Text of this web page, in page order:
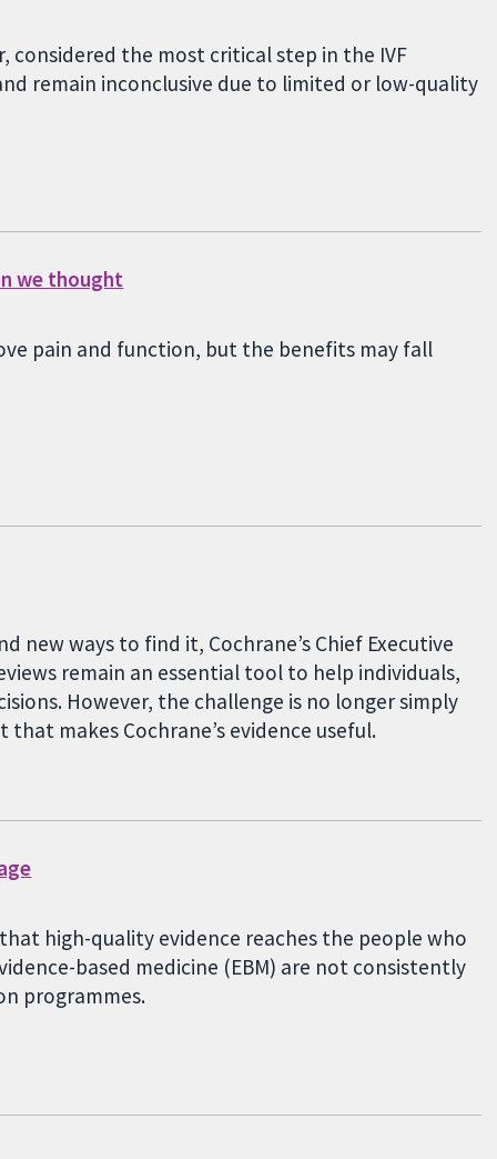
considered the most critical step in the IVF
remain inconclusive due to limited or low-quality
we thought
pain and function, but the benefits may fall
new ways to find it, Cochrane’s Chief Executive
remain an essential tool to help individuals,
However, the challenge is no longer simply
makes Cochrane’s evidence useful.
high-quality evidence reaches the people who
based medicine (EBM) are not consistently
programmes.